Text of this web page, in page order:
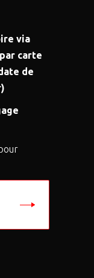
N
via
carte
de